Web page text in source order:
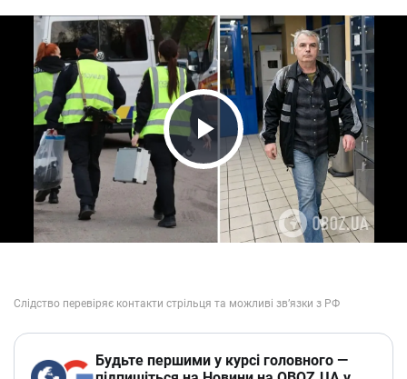
Play Video
Будьте першими у курсі головного —